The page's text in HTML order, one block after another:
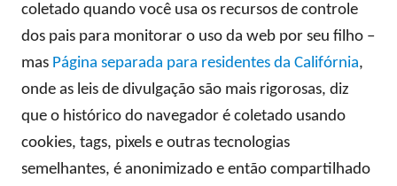
coletado quando você usa os recursos de controle
dos pais para monitorar o uso da web por seu filho –
mas Página separada para residentes da Califórnia,
onde as leis de divulgação são mais rigorosas, diz
que o histórico do navegador é coletado usando
cookies, tags, pixels e outras tecnologias
semelhantes, é anonimizado e então compartilhado